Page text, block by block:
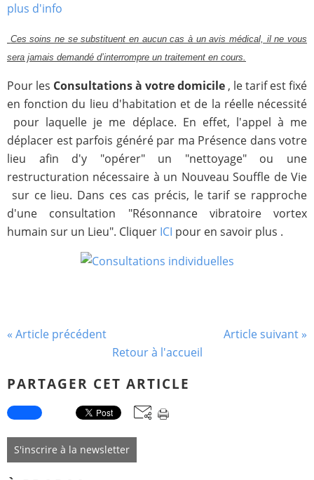
plus d'info
Ces soins ne se substituent en aucun cas à un avis médical, il ne vous
sera jamais demandé d’interrompre un traitement en cours.
Pour les Consultations à votre domicile , le tarif est fixé
en fonction du lieu d'habitation et de la réelle nécessité
pour laquelle je me déplace. En effet, l'appel à me
déplacer est parfois généré par ma Présence dans votre
lieu afin d'y "opérer" un "nettoyage" ou une
restructuration nécessaire à un Nouveau Souffle de Vie
sur ce lieu. Dans ces cas précis, le tarif se rapproche
d'une consultation "Résonnance vibratoire vortex
humain sur un Lieu". Cliquer ICI pour en savoir plus .
« Article précédent
Article suivant »
Retour à l'accueil
PARTAGER CET ARTICLE
S'inscrire à la newsletter